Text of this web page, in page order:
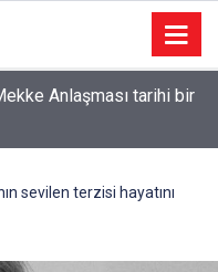
Anlaşması tarihi bir
sevilen terzisi hayatını